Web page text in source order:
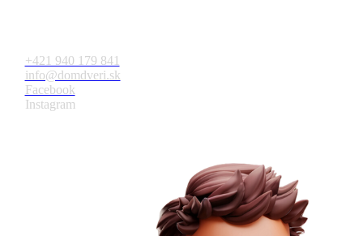
+421 940 179 841
info@domdveri.sk
Facebook
Instagram